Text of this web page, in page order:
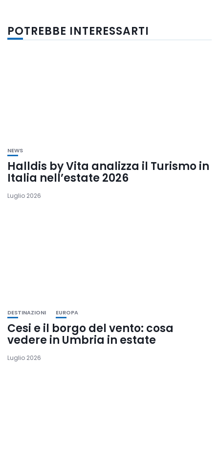
POTREBBE INTERESSARTI
NEWS
Halldis by Vita analizza il Turismo in
Italia nell’estate 2026
Luglio 2026
DESTINAZIONI EUROPA
Cesi e il borgo del vento: cosa
vedere in Umbria in estate
Luglio 2026